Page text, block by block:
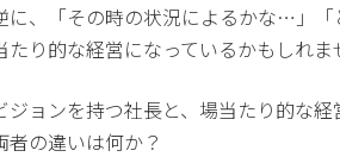
に、「その時の状況によるかな…」
たり的な経営になっているかもしれま
ジョンを持つ社長と、場当たり的な経
者の違いは何か？